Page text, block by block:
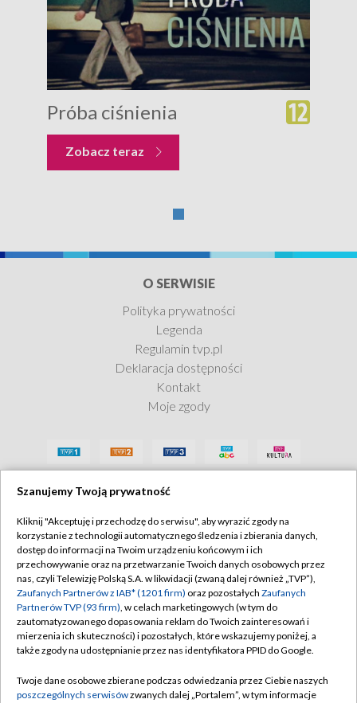
Próba ciśnienia
Zobacz teraz
O SERWISIE
Polityka prywatności
Legenda
Regulamin tvp.pl
Deklaracja dostępności
Kontakt
Moje zgody
Szanujemy Twoją prywatność
Kliknij "Akceptuję i przechodzę do serwisu", aby wyrazić zgody na
korzystanie z technologii automatycznego śledzenia i zbierania danych,
dostęp do informacji na Twoim urządzeniu końcowym i ich
przechowywanie oraz na przetwarzanie Twoich danych osobowych przez
nas, czyli Telewizję Polską S.A. w likwidacji (zwaną dalej również „TVP”),
Zaufanych Partnerów z IAB* (1201 firm) oraz pozostałych Zaufanych
Partnerów TVP (93 firm), w celach marketingowych (w tym do
zautomatyzowanego dopasowania reklam do Twoich zainteresowań i
mierzenia ich skuteczności) i pozostałych, które wskazujemy poniżej, a
także zgody na udostępnianie przez nas identyfikatora PPID do Google.
Twoje dane osobowe zbierane podczas odwiedzania przez Ciebie naszych
poszczególnych serwisówzwanych dalej „Portalem”, w tym informacje